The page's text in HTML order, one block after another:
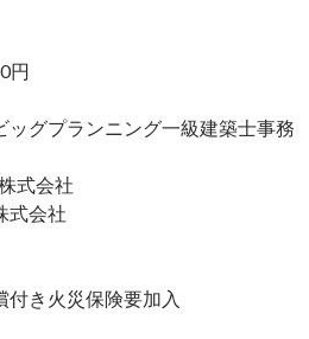
円
プランニング一級建築士事務
式会社
会社
火災保険要加入